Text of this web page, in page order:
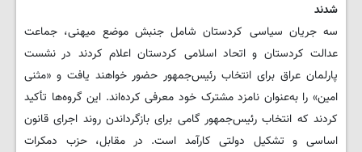
شدند
سه جریان سیاسی کردستان شامل جنبش موضع میهنی، جماعت
عدالت کردستان و اتحاد اسلامی کردستان اعلام کردند در نشست
پارلمان عراق برای انتخاب رئیس‌جمهور حضور خواهند یافت و «مثنی
امین» را به‌عنوان نامزد مشترک خود معرفی کرده‌اند. این گروه‌ها تأکید
کردند که انتخاب رئیس‌جمهور گامی برای بازگرداندن روند اجرای قانون
اساسی و تشکیل دولتی کارآمد است. در مقابل، حزب دمکرات